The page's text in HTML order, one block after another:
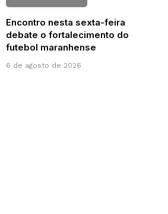
Encontro nesta sexta-feira
debate o fortalecimento do
futebol maranhense
6 de agosto de 2026